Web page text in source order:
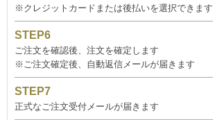
※クレジットカードまたは後払いを選択できます
ご注文を確認後、注文を確定します
※ご注文確定後、自動返信メールが届きます
正式なご注文受付メールが届きます